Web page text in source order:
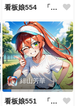
看板娘554 「竹田アニーのよもやま話」
緋山芳華
看板娘551 「緋山芳華のよもやま話」